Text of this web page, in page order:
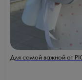
Для самой важной от